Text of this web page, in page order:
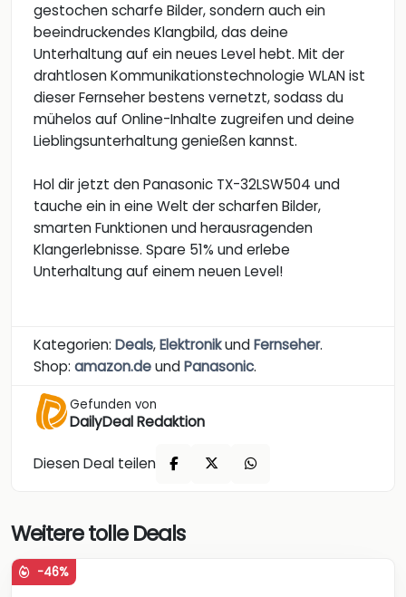
gestochen scharfe Bilder, sondern auch ein
beeindruckendes Klangbild, das deine
Unterhaltung auf ein neues Level hebt. Mit der
drahtlosen Kommunikationstechnologie WLAN ist
dieser Fernseher bestens vernetzt, sodass du
mühelos auf Online-Inhalte zugreifen und deine
Lieblingsunterhaltung genießen kannst.
Hol dir jetzt den Panasonic TX-32LSW504 und
tauche ein in eine Welt der scharfen Bilder,
smarten Funktionen und herausragenden
Klangerlebnisse. Spare 51% und erlebe
Unterhaltung auf einem neuen Level!
Kategorien: Deals,ElektronikundFernseher.
Shop: amazon.deundPanasonic.
Gefunden von
DailyDeal Redaktion
Diesen Deal teilen
Weitere tolle Deals
-46%